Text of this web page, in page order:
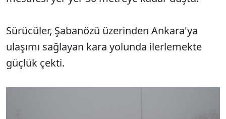
Sürücüler, Şabanözü üzerinden Ankara'ya
ulaşımı sağlayan kara yolunda ilerlemekte
güçlük çekti.